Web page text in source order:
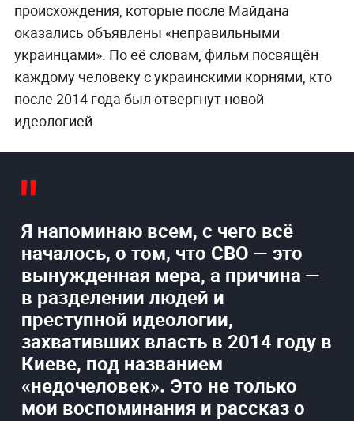
происхождения, которые после Майдана
оказались объявлены «неправильными
украинцами». По её словам, фильм посвящён
каждому человеку с украинскими корнями, кто
после 2014 года был отвергнут новой
идеологией.
Я напоминаю всем, с чего всё
началось, о том, что СВО — это
вынужденная мера, а причина —
в разделении людей и
преступной идеологии,
захвативших власть в 2014 году в
Киеве, под названием
«недочеловек». Это не только
мои воспоминания и рассказ о